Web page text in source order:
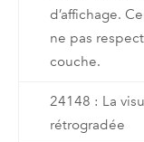
d’affichage.
ne pas
couche.
24148 : La
rétrogradée